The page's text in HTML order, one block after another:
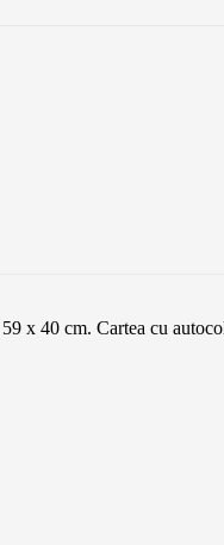
x 40 cm. Cartea cu